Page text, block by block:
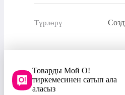
Түрлөрү
Товарды Мой О!
тиркемесинен сатып ала
аласыз